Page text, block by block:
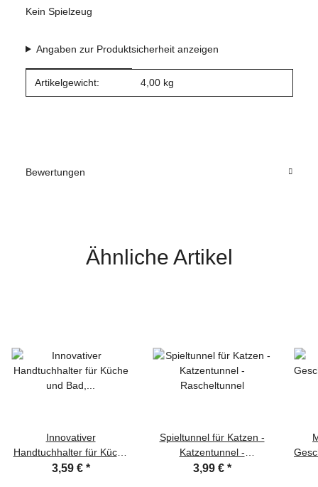
Kein Spielzeug
Angaben zur Produktsicherheit anzeigen
Produkteigenschaft
Wert
Artikelgewicht: 4,00 kg
Bewertungen
Ähnliche Artikel
Innovativer
Handtuchhalter für Küche
und Bad, Edelstahl
3,59 € *
Spieltunnel für Katzen -
Katzentunnel -
Rascheltunnel
3,99 € *